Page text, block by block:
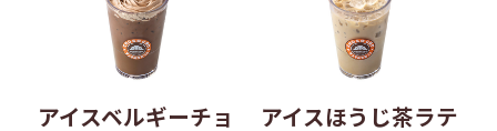
アイスベルギーチョ
アイスほうじ茶ラテ